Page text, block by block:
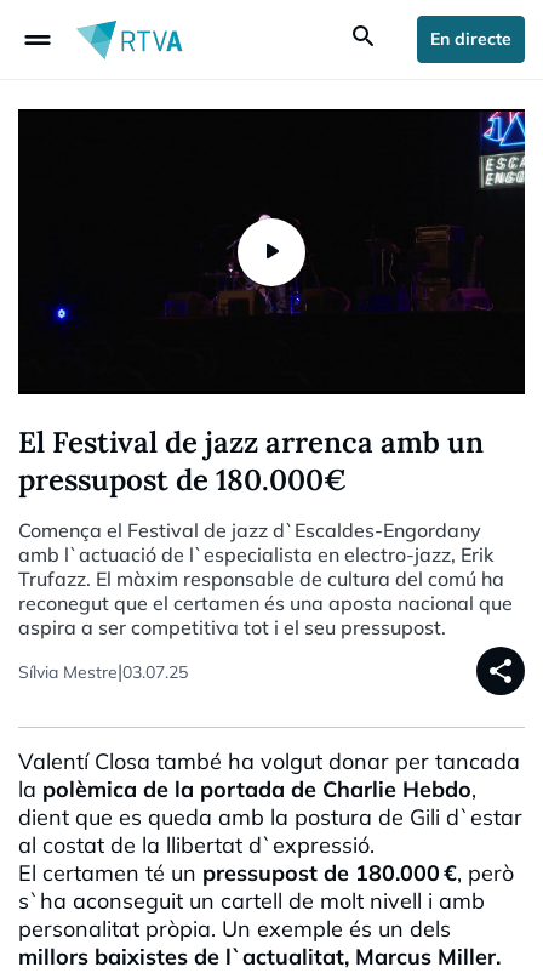
drag_handle search En directe
El Festival de jazz arrenca amb un
pressupost de 180.000€
Comença el Festival de jazz d`Escaldes-Engordany
amb l`actuació de l`especialista en electro-jazz, Erik
Trufazz. El màxim responsable de cultura del comú ha
reconegut que el certamen és una aposta nacional que
aspira a ser competitiva tot i el seu pressupost.
Sílvia Mestre|03.07.25 share
Valentí Closa també ha volgut donar per tancada
la polèmica de la portada de Charlie Hebdo,
dient que es queda amb la postura de Gili d`estar
al costat de la llibertat d`expressió.
El certamen té un pressupost de 180.000 €, però
s`ha aconseguit un cartell de molt nivell i amb
personalitat pròpia. Un exemple és un dels
millors baixistes de l`actualitat, Marcus Miller.